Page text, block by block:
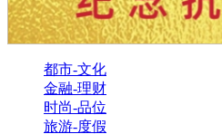
都市-文化
金融-理财
时尚-品位
旅游-度假